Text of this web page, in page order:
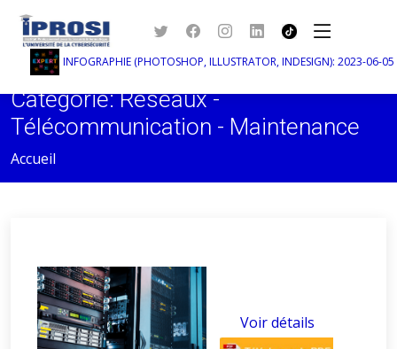
INFOGRAPHIE (PHOTOSHOP, ILLUSTRATOR, INDESIGN): 2023-06-05 au
Catégorie: Réseaux -
Télécommunication - Maintenance
Accueil
Voir détails